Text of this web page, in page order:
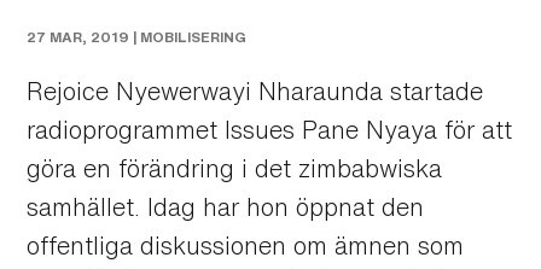
27 MAR, 2019 | MOBILISERING
Rejoice Nyewerwayi Nharaunda startade
radioprogrammet Issues Pane Nyaya för att
göra en förändring i det zimbabwiska
samhället. Idag har hon öppnat den
offentliga diskussionen om ämnen som